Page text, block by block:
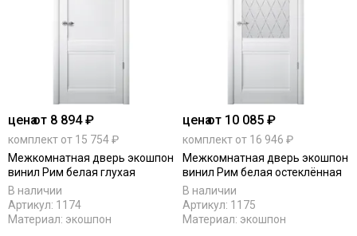
ценаот 8 894 ₽
комплект от 15 754 ₽
Межкомнатная дверь экошпон
винил Рим белая глухая
В наличии
Артикул: 1174
Материал: экошпон
ценаот 10 085 ₽
комплект от 16 946 ₽
Межкомнатная дверь экошпон
винил Рим белая остеклённая
В наличии
Артикул: 1175
Материал: экошпон